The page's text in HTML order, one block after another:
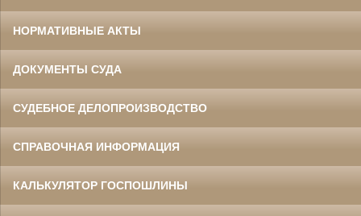
НОРМАТИВНЫЕ АКТЫ
ДОКУМЕНТЫ СУДА
СУДЕБНОЕ ДЕЛОПРОИЗВОДСТВО
СПРАВОЧНАЯ ИНФОРМАЦИЯ
КАЛЬКУЛЯТОР ГОСПОШЛИНЫ